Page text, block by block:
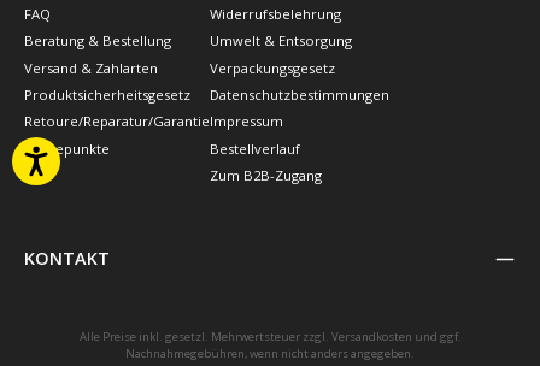
FAQ
Beratung & Bestellung
Versand & Zahlarten
Produktsicherheitsgesetz
Retoure/Reparatur/Garantie
Treuepunkte
Widerrufsbelehrung
Umwelt & Entsorgung
Verpackungsgesetz
Datenschutzbestimmungen
Impressum
Bestellverlauf
Zum B2B-Zugang
KONTAKT
Alle Preise inkl. gesetzl. Mehrwertsteuer zzgl. Versandkosten und ggf.
Nachnahmegebühren, wenn nicht anders angegeben.